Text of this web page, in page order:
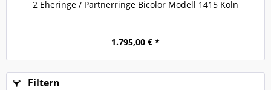
2 Eheringe / Partnerringe Bicolor Modell 1415 Köln
1.795,00 € *
Filtern